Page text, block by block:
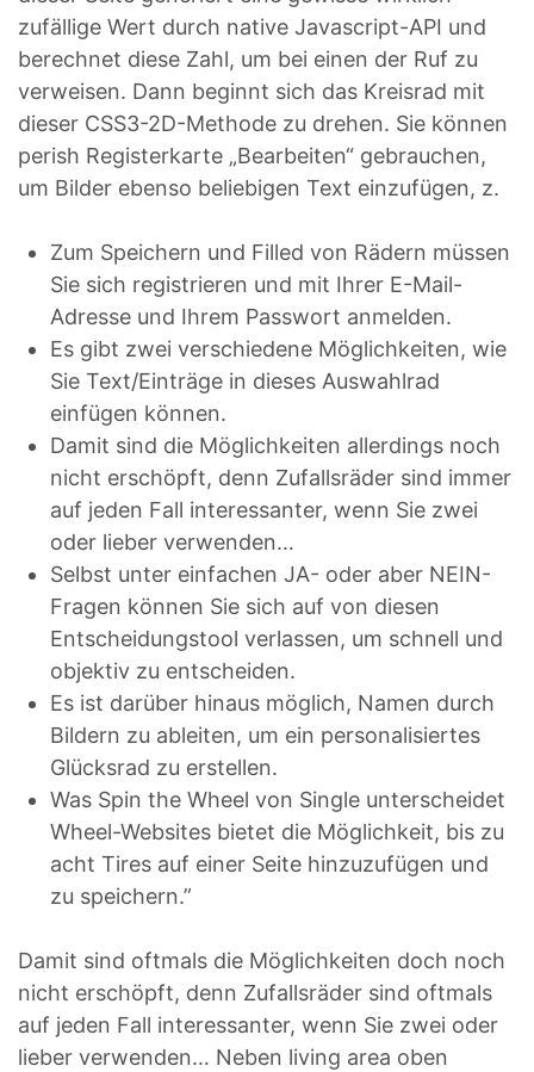
zufällige Wert durch native Javascript-API und
berechnet diese Zahl, um bei einen der Ruf zu
verweisen. Dann beginnt sich das Kreisrad mit
dieser CSS3-2D-Methode zu drehen. Sie können
perish Registerkarte „Bearbeiten“ gebrauchen,
um Bilder ebenso beliebigen Text einzufügen, z.
Zum Speichern und Filled von Rädern müssen
Sie sich registrieren und mit Ihrer E-Mail-
Adresse und Ihrem Passwort anmelden.
Es gibt zwei verschiedene Möglichkeiten, wie
Sie Text/Einträge in dieses Auswahlrad
einfügen können.
Damit sind die Möglichkeiten allerdings noch
nicht erschöpft, denn Zufallsräder sind immer
auf jeden Fall interessanter, wenn Sie zwei
oder lieber verwenden…
Selbst unter einfachen JA- oder aber NEIN-
Fragen können Sie sich auf von diesen
Entscheidungstool verlassen, um schnell und
objektiv zu entscheiden.
Es ist darüber hinaus möglich, Namen durch
Bildern zu ableiten, um ein personalisiertes
Glücksrad zu erstellen.
Was Spin the Wheel von Single unterscheidet
Wheel-Websites bietet die Möglichkeit, bis zu
acht Tires auf einer Seite hinzuzufügen und
zu speichern.”
Damit sind oftmals die Möglichkeiten doch noch
nicht erschöpft, denn Zufallsräder sind oftmals
auf jeden Fall interessanter, wenn Sie zwei oder
lieber verwenden… Neben living area oben